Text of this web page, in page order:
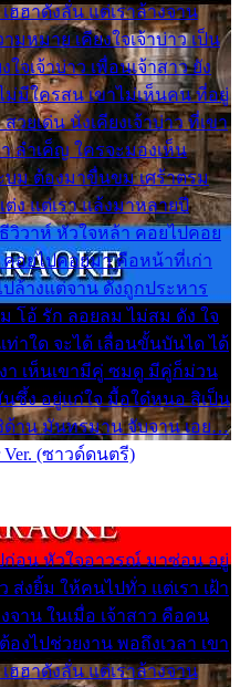
ฮฮาดังลั่น แต่เราล้างจาน
มหมาย เคียงใจเจ้าบ่าว เป็น
จเจ้าบ่าว เพื่อนเจ้าสาว ยัง
มีใครสน เขาไม่เห็นคน ที่อยู่
วยเด่น นั่งเคียงเจ้าบ่าว ที่เขา
า ลำเค็ญ ใครจะมองเห็น
บม ต้องมาขื่นขม เศร้าตรม
ง แต่เรา แล้งมาหลายปี
วิวาห์ หัวใจหล้า คอยไปคอย
อยไปคอยมา คือหน้าที่เก่า
ล้างแต่จาน ดั่งถูกประหาร
โอ้ รัก ลอยลม ไม่สม ดัง ใจ
าใด จะได้ เลื่อนขั้นบันได ได้
า เห็นเขามีคู่ ซมดู มีคู่ก็ม่วน
ซึ้ง อยู่แก่ใจ มื้อใด๋หนอ สิเป็น
ด้าน มันทรมาน จับจาน เอย…
Ver. (ซาวด์ดนตรี)
ก่อน หัวใจอาวรณ์ มาซ่อน อยู่
ส่งยิ้ม ให้คนไปทั่ว แต่เรา เฝ้า
จาน ในเมื่อ เจ้าสาว คือคน
งไปช่วยงาน พอถึงเวลา เขา
ฮฮาดังลั่น แต่เราล้างจาน